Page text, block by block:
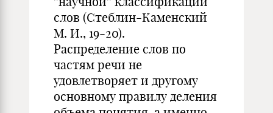
слов (Стеблин-Каменский
М. И., 19-20).
Распределение слов по
частям речи не
удовлетворяет и другому
основному правилу деления